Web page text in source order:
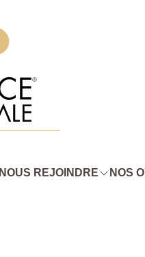
NOUS REJOINDRE NOS